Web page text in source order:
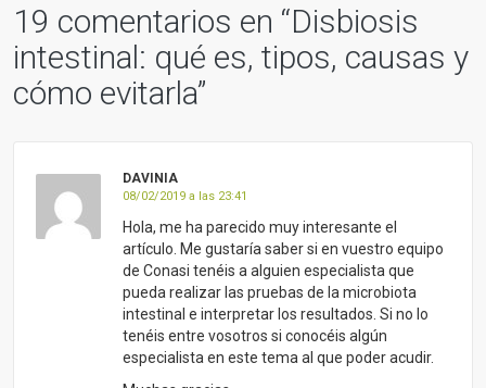
19 comentarios en “Disbiosis
intestinal: qué es, tipos, causas y
cómo evitarla”
DAVINIA
08/02/2019 a las 23:41
Hola, me ha parecido muy interesante el
artículo. Me gustaría saber si en vuestro equipo
de Conasi tenéis a alguien especialista que
pueda realizar las pruebas de la microbiota
intestinal e interpretar los resultados. Si no lo
tenéis entre vosotros si conocéis algún
especialista en este tema al que poder acudir.